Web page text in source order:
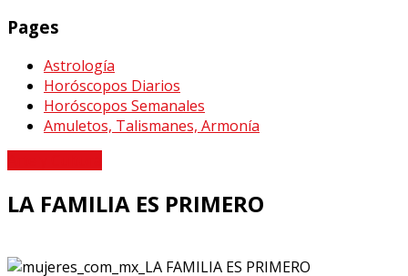
Pages
Astrología
Horóscopos Diarios
Horóscopos Semanales
Amuletos, Talismanes, Armonía
LA FAMILIA ES PRIMERO